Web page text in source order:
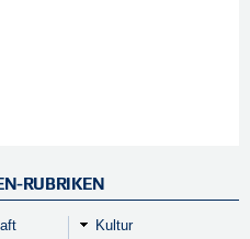
RUBRIKEN
Kultur